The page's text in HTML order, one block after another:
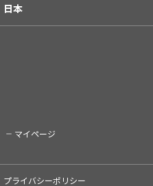
日本
マイページ
プライバシーポリシー